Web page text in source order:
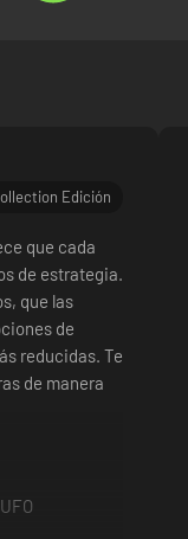
Edición
que cada
de estrategia.
que las
de
reducidas. Te
de manera